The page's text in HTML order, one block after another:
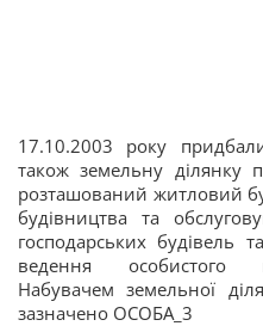
17.10.2003 року
також земельну
розташований житловий
будівництва та
господарських будівель
ведення особистого
Набувачем земельної
зазначено ОСОБА_3